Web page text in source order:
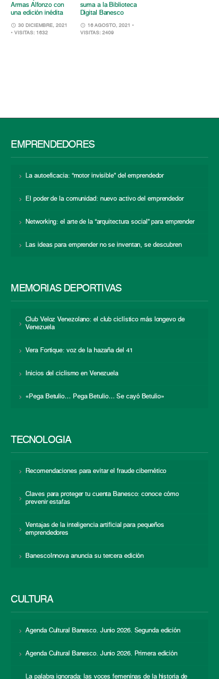
Armas Alfonzo con
una edición inédita
30 DICIEMBRE, 2021
• VISITAS: 1632
suma a la Biblioteca
Digital Banesco
16 AGOSTO, 2021
•
VISITAS: 2409
EMPRENDEDORES
La autoeficacia: “motor invisible” del emprendedor
El poder de la comunidad: nuevo activo del emprendedor
Networking: el arte de la “arquitectura social” para emprender
Las ideas para emprender no se inventan, se descubren
MEMORIAS DEPORTIVAS
Club Veloz Venezolano: el club ciclístico más longevo de
Venezuela
Vera Fortique: voz de la hazaña del 41
Inicios del ciclismo en Venezuela
«Pega Betulio… Pega Betulio… Se cayó Betulio»
TECNOLOGÍA
Recomendaciones para evitar el fraude cibernético
Claves para proteger tu cuenta Banesco: conoce cómo
prevenir estafas
Ventajas de la inteligencia artificial para pequeños
emprendedores
BanescoInnova anuncia su tercera edición
CULTURA
Agenda Cultural Banesco. Junio 2026. Segunda edición
Agenda Cultural Banesco. Junio 2026. Primera edición
La palabra ignorada: las voces femeninas de la historia de